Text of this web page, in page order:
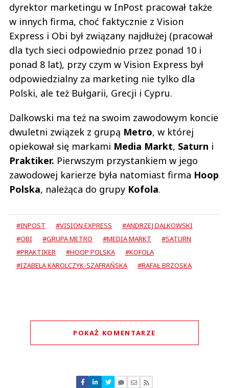
dyrektor marketingu w InPost pracował także
w innych firma, choć faktycznie z Vision
Express i Obi był związany najdłużej (pracował
dla tych sieci odpowiednio przez ponad 10 i
ponad 8 lat), przy czym w Vision Express był
odpowiedzialny za marketing nie tylko dla
Polski, ale też Bułgarii, Grecji i Cypru.
Dalkowski ma też na swoim zawodowym koncie
dwuletni związek z grupą Metro, w której
opiekował się markami Media Markt, Saturn i
Praktiker. Pierwszym przystankiem w jego
zawodowej karierze była natomiast firma Hoop
Polska, należąca do grupy Kofola.
#INPOST #VISION EXPRESS
#ANDRZEJ DALKOWSKI
#OBI
#GRUPA METRO #MEDIA MARKT
#SATURN
#PRAKTIKER
#HOOP POLSKA
#KOFOLA
#IZABELA KAROLCZYK-SZAFRAŃSKA
#RAFAŁ BRZOSKA
POKAŻ KOMENTARZE